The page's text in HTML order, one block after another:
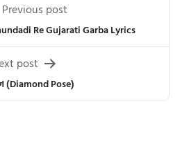
Previous post
Re Gujarati Garba Lyrics
post
(Diamond Pose)